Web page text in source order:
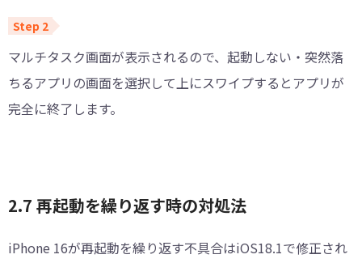
マルチタスク画面が表示されるので、起動しない・突然落
ちるアプリの画面を選択して上にスワイプするとアプリが
完全に終了します。
2.7 再起動を繰り返す時の対処法
iPhone 16が再起動を繰り返す不具合はiOS18.1で修正され